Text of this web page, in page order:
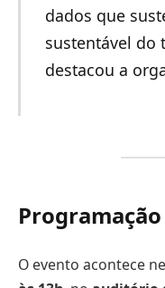
dados que
sustentável do
destacou a
O evento acontece